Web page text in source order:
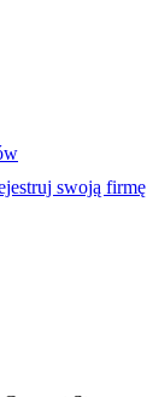
swoją firmę